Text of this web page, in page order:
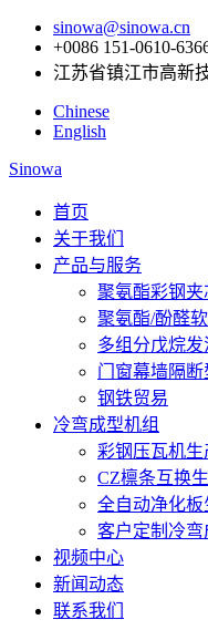
sinowa@sinowa.cn
+0086 151-0610-
江苏省镇江市高新
Chinese
English
Sinowa
首页
关于我们
产品与服务
聚氨酯彩钢夹
聚氨酯/酚醛
多组分戊烷发
门窗幕墙隔断
钢铁贸易
冷弯成型机组
彩钢压瓦机生
CZ檩条互换
全自动净化板
客户定制冷弯
视频中心
新闻动态
联系我们